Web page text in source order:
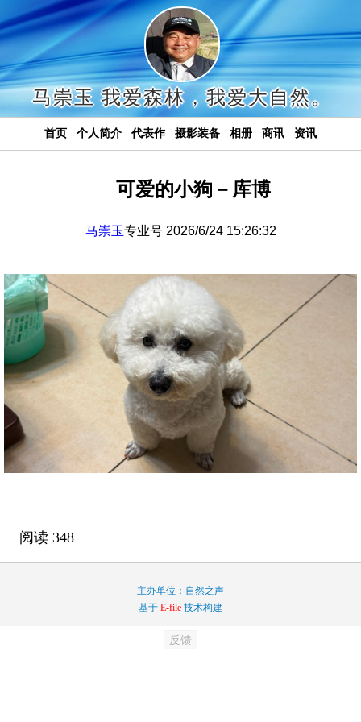
马崇玉 我爱森林，我爱大自然。
首页 个人简介 代表作 摄影装备 相册 商讯 资讯
可爱的小狗－库博
马崇玉专业号 2026/6/24 15:26:32
阅读 348
主办单位：自然之声
基于 E-file 技术构建
反馈